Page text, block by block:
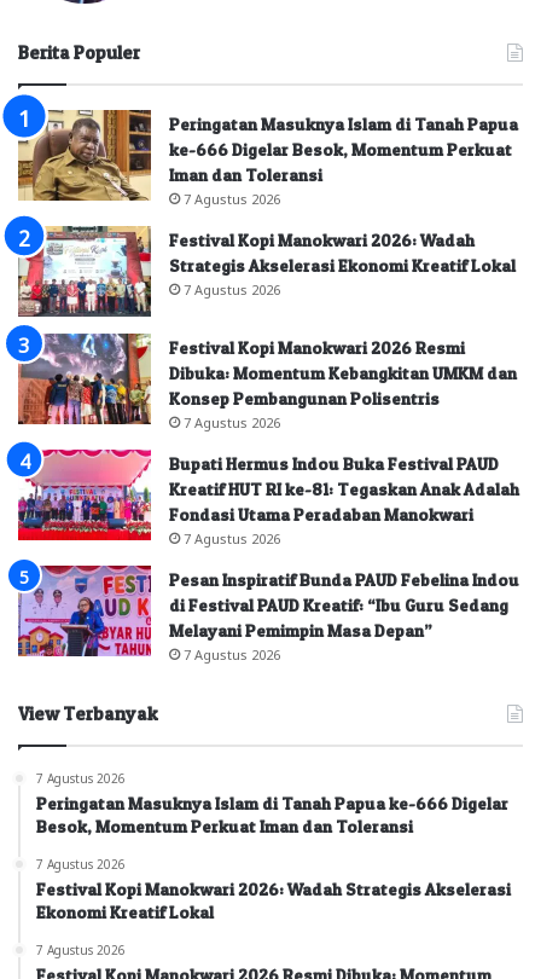
Berita Populer
Peringatan Masuknya Islam di Tanah Papua
ke-666 Digelar Besok, Momentum Perkuat
Iman dan Toleransi
7 Agustus 2026
Festival Kopi Manokwari 2026: Wadah
Strategis Akselerasi Ekonomi Kreatif Lokal
7 Agustus 2026
Festival Kopi Manokwari 2026 Resmi
Dibuka: Momentum Kebangkitan UMKM dan
Konsep Pembangunan Polisentris
7 Agustus 2026
Bupati Hermus Indou Buka Festival PAUD
Kreatif HUT RI ke-81: Tegaskan Anak Adalah
Fondasi Utama Peradaban Manokwari
7 Agustus 2026
Pesan Inspiratif Bunda PAUD Febelina Indou
di Festival PAUD Kreatif: “Ibu Guru Sedang
Melayani Pemimpin Masa Depan”
7 Agustus 2026
View Terbanyak
7 Agustus 2026
Peringatan Masuknya Islam di Tanah Papua ke-666 Digelar
Besok, Momentum Perkuat Iman dan Toleransi
7 Agustus 2026
Festival Kopi Manokwari 2026: Wadah Strategis Akselerasi
Ekonomi Kreatif Lokal
7 Agustus 2026
Festival Kopi Manokwari 2026 Resmi Dibuka: Momentum